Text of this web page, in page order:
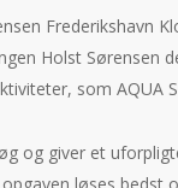
Frederikshavn
Holst Sørensen
som AQUA
og giver et